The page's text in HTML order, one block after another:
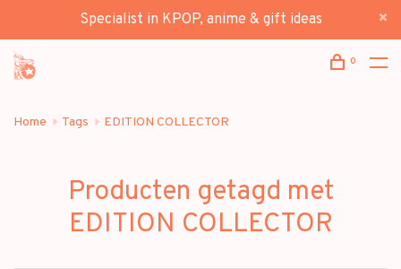
Specialist in KPOP, anime & gift ideas
0
Home Tags EDITION COLLECTOR
Producten getagd met
EDITION COLLECTOR